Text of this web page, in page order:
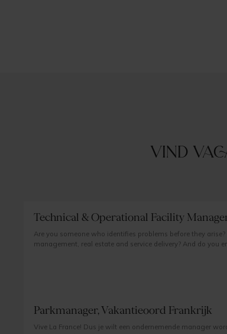
Vind
Technical & Operational Facility
Are you someone who identifies problems before they
management, real estate and service delivery? And do
Parkmanager, Vakantieoord Frankrijk
Vive La France! Dus je wilt een ondernemende manager